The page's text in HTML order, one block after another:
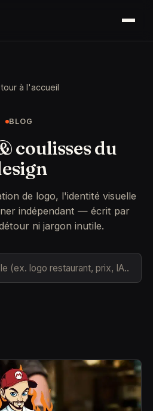
à l'accueil
BLOG
coulisses du
de logo, l'identité visuelle
indépendant — écrit par
ni jargon inutile.